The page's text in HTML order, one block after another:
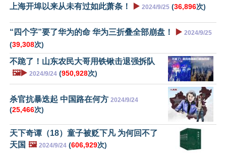
上海开埠以来从未有过如此萧条！ ▶️ 2024/9/25 (36,896次)
“四个字”要了华为的命 华为三折叠全部崩盘！ ▶️ 2024/9/25
(39,308次)
不跪了！山东农民大哥用铁锹击退强拆队
🖼️▶️ 2024/9/24 (950,928次)
杀官抗暴迭起 中国路在何方 2024/9/24
(25,466次)
天下奇谭（18）童子被贬下凡 为何回不了
天国 🖼️ 2024/9/24 (606,929次)